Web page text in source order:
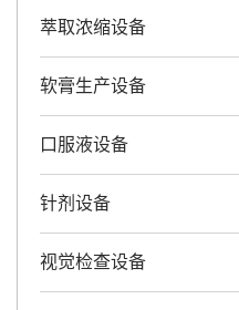
萃取浓缩设备
软膏生产设备
口服液设备
针剂设备
视觉检查设备